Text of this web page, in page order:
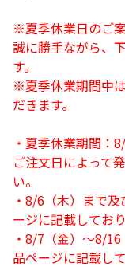
※夏季休業日のご
誠に勝手ながら、
す。
※夏季休業期間中
だきます。
・夏季休業期間：
ご注文日によって
い。
・8/6（木）まで
ージに記載してお
・8/7（金）～8/
品ページに記載し